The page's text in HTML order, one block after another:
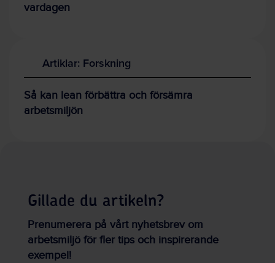
vardagen
Artiklar: Forskning
Så kan lean förbättra och försämra
arbetsmiljön
Gillade du artikeln?
Prenumerera på vårt nyhetsbrev om
arbetsmiljö för fler tips och inspirerande
exempel!